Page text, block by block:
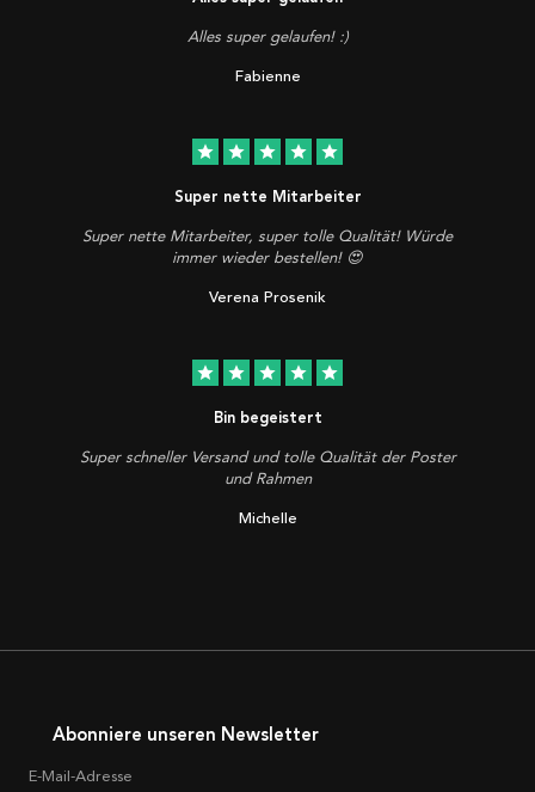
Alles super gelaufen! :)
Fabienne
star star star star star
Super nette Mitarbeiter
Super nette Mitarbeiter, super tolle Qualität! Würde
immer wieder bestellen! 😍
Verena Prosenik
star star star star star
Bin begeistert
Super schneller Versand und tolle Qualität der Poster
und Rahmen
Michelle
Abonniere unseren Newsletter
E-Mail-Adresse